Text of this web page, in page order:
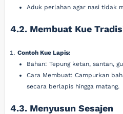
Aduk perlahan agar nasi tidak
4.2. Membuat Kue
Contoh Kue Lapis:
Bahan: Tepung ketan, santan,
Cara Membuat: Campurkan
secara berlapis hingga matang.
4.3. Menyusun Sesajen